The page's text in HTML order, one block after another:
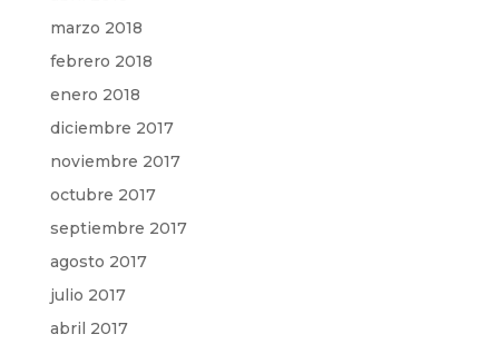
marzo 2018
febrero 2018
enero 2018
diciembre 2017
noviembre 2017
octubre 2017
septiembre 2017
agosto 2017
julio 2017
abril 2017